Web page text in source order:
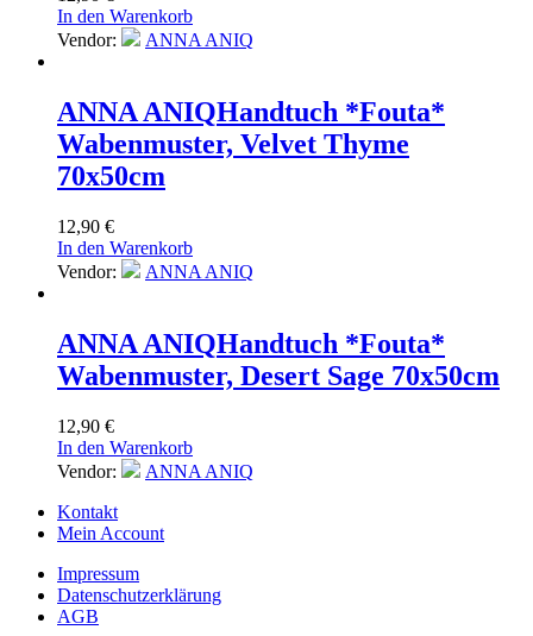
In den Warenkorb
Vendor:
ANNA ANIQ
ANNA ANIQHandtuch *Fouta*
Wabenmuster, Velvet Thyme
70x50cm
12,90 €
In den Warenkorb
Vendor:
ANNA ANIQ
ANNA ANIQHandtuch *Fouta*
Wabenmuster, Desert Sage 70x50cm
12,90 €
In den Warenkorb
Vendor:
ANNA ANIQ
Kontakt
Mein Account
Impressum
Datenschutzerklärung
AGB